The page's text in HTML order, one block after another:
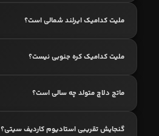
ملیت کدامیک ایرلند شمالی است؟
ملیت کدامیک کره جنوبی نیست؟
ماتج دلاچ متولد چه سالی است؟
گنجایش تقریبی استادیوم کاردیف سیتی؟